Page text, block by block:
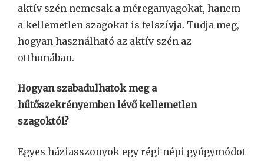
aktív szén nemcsak a méreganyagokat, hanem
a kellemetlen szagokat is felszívja. Tudja meg,
hogyan használható az aktív szén az
otthonában.
Hogyan szabadulhatok meg a
hűtőszekrényemben lévő kellemetlen
szagoktól?
Egyes háziasszonyok egy régi népi gyógymódot